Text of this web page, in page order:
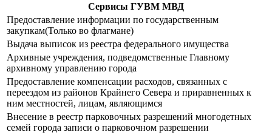
Сервисы ГУВМ МВД
Предоставление информации по государственным
закупкам(Только во флагмане)
Выдача выписок из реестра федерального имущества
Архивные учреждения, подведомственные Главному
архивному управлению города
Предоставление компенсации расходов, связанных с
переездом из районов Крайнего Севера и приравненных к
ним местностей, лицам, являющимся
Внесение в реестр парковочных разрешений многодетных
семей города записи о парковочном разрешении